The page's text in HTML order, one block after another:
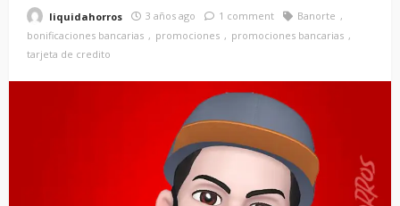
liquidahorros 3 años ago 1 comment
Banorte
bonificaciones bancarias
promociones
promociones bancarias
tarjeta de credito